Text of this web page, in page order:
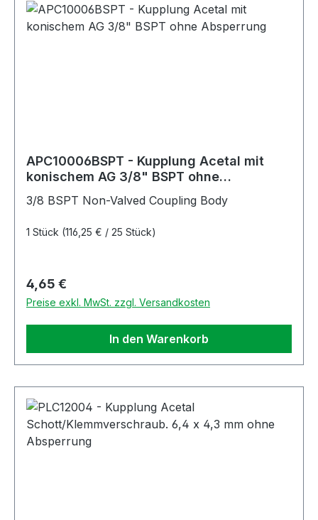
APC10006BSPT - Kupplung Acetal mit
konischem AG 3/8" BSPT ohne
3/8 BSPT Non-Valved Coupling Body
1 Stück (116,25 € / 25 Stück)
Regulärer Preis:
4,65 €
Preise exkl. MwSt. zzgl. Versandkosten
In den Warenkorb